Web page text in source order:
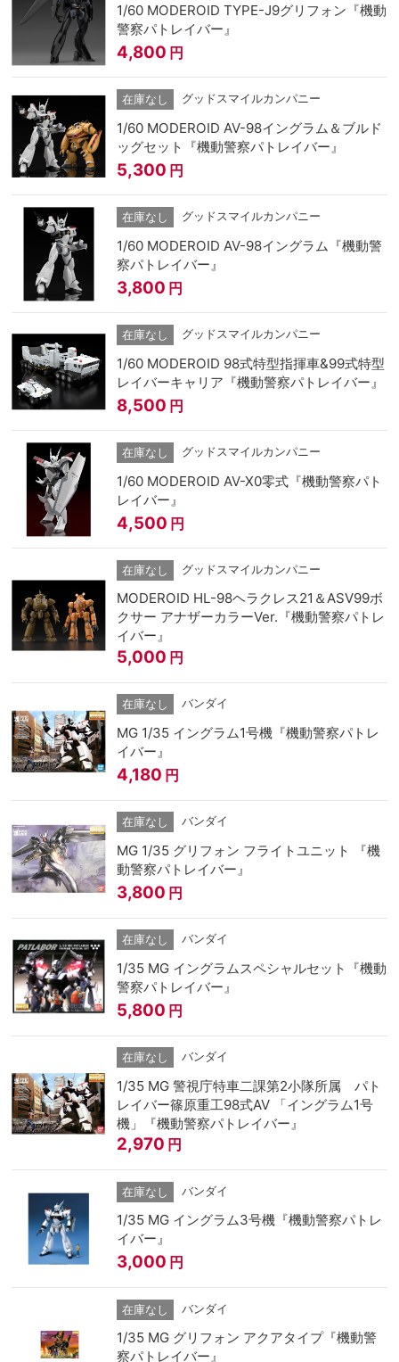
1/60 MODEROID TYPE-J9グリフォン『機動
警察パトレイバー』
4,800 円
在庫なし グッドスマイルカンパニー
1/60 MODEROID AV-98イングラム＆ブルド
ッグセット『機動警察パトレイバー』
5,300 円
在庫なし グッドスマイルカンパニー
1/60 MODEROID AV-98イングラム『機動警
察パトレイバー』
3,800 円
在庫なし グッドスマイルカンパニー
1/60 MODEROID 98式特型指揮車&99式特型
レイバーキャリア『機動警察パトレイバー』
8,500 円
在庫なし グッドスマイルカンパニー
1/60 MODEROID AV-X0零式『機動警察パト
レイバー』
4,500 円
在庫なし グッドスマイルカンパニー
MODEROID HL-98ヘラクレス21＆ASV99ボ
クサー アナザーカラーVer.『機動警察パトレ
イバー』
5,000 円
在庫なし バンダイ
MG 1/35 イングラム1号機『機動警察パトレ
イバー』
4,180 円
在庫なし バンダイ
MG 1/35 グリフォン フライトユニット 『機
動警察パトレイバー』
3,800 円
在庫なし バンダイ
1/35 MG イングラムスペシャルセット『機動
警察パトレイバー』
5,800 円
在庫なし バンダイ
1/35 MG 警視庁特車二課第2小隊所属 パト
レイバー篠原重工98式AV 「イングラム1号
機」『機動警察パトレイバー』
2,970 円
在庫なし バンダイ
1/35 MG イングラム3号機『機動警察パトレ
イバー』
3,000 円
在庫なし バンダイ
1/35 MG グリフォン アクアタイプ『機動警
察パトレイバー』